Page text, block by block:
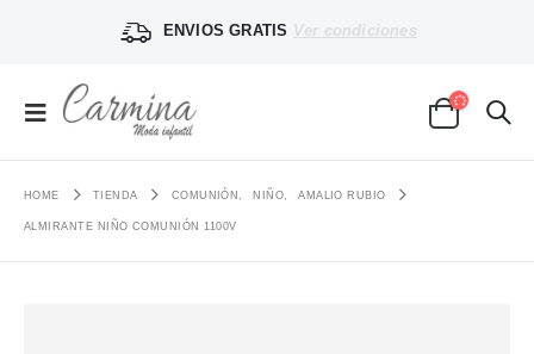
ENVIOS GRATIS Ver condiciones
HOME TIENDA COMUNIÓN, NIÑO, AMALIO RUBIO
ALMIRANTE NIÑO COMUNIÓN 1100V